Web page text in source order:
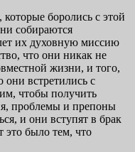
боролись с этой
собираются
их духовную миссию
что они никак не
жизни, и того,
они встретились с
чтобы получить
проблемы и препоны
и они вступят в брак
это было тем, что